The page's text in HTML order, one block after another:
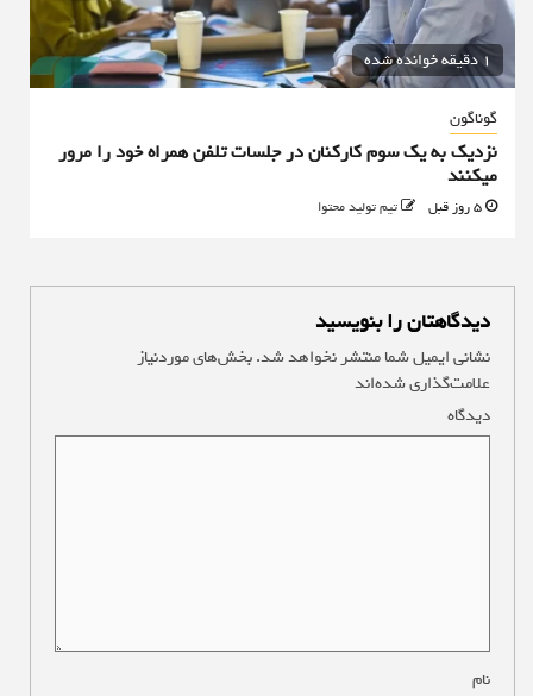
1 دقیقه خوانده شده
گوناگون
نزدیک به یک سوم کارکنان در جلسات تلفن همراه خود را مرور
میکنند
تیم تولید محتوا
دیدگاهتان را بنویسید
نشانی ایمیل شما منتشر نخواهد شد.بخش‌های موردنیاز
علامت‌گذاری شده‌اند
دیدگاه
نام